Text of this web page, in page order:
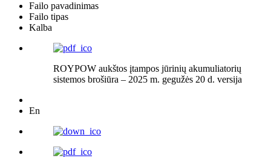
Failo pavadinimas
Failo tipas
Kalba
ROYPOW aukštos įtampos jūrinių akumuliatorių
sistemos brošiūra – 2025 m. gegužės 20 d. versija
En